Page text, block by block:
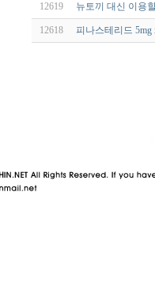
12619 뉴토끼 대신 이용
12618 피나스테리드